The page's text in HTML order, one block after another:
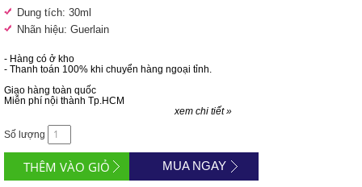
Dung tích: 30ml
Nhãn hiệu: Guerlain
- Hàng có ở kho
- Thanh toán 100% khi chuyển hàng ngoại tỉnh.
Giao hàng toàn quốc
Miễn phí nội thành Tp.HCM
xem chi tiết »
Số lượng
MUA NGAY